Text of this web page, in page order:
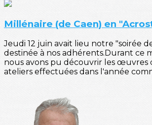
Millénaire (de Caen) en
Jeudi 12 juin avait lieu notre "soirée
destinée à nos adhérents.Durant ce
nous avons pu découvrir les œuvres
ateliers effectuées dans l'année